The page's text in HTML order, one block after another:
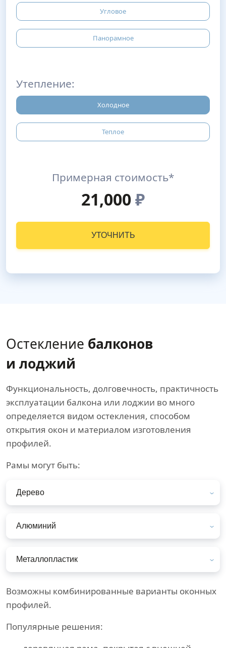
Угловое
Панорамное
Утепление:
Холодное
Теплое
Примерная стоимость*
21,000₽
УТОЧНИТЬ
Остекление балконов
и лоджий
Функциональность, долговечность, практичность
эксплуатации балкона или лоджии во много
определяется видом остекления, способом
открытия окон и материалом изготовления
профилей.
Рамы могут быть:
Дерево
Алюминий
Металлопластик
Возможны комбинированные варианты оконных
профилей.
Популярные решения: